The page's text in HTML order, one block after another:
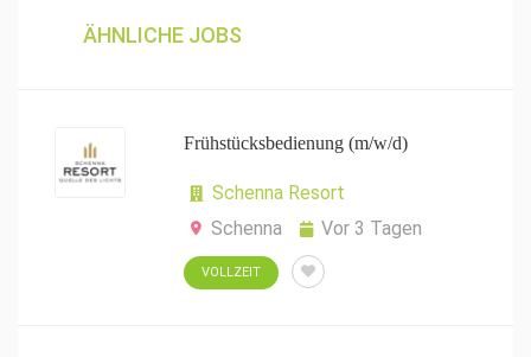
ÄHNLICHE JOBS
Frühstücksbedienung (m/w/d)
Schenna Resort
Schenna
Vor 3 Tagen
VOLLZEIT